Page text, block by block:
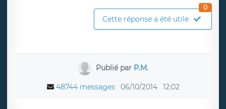
Cette réponse a été utile
0
Publié par P.M.
48744 messages 06/10/2014 12:02